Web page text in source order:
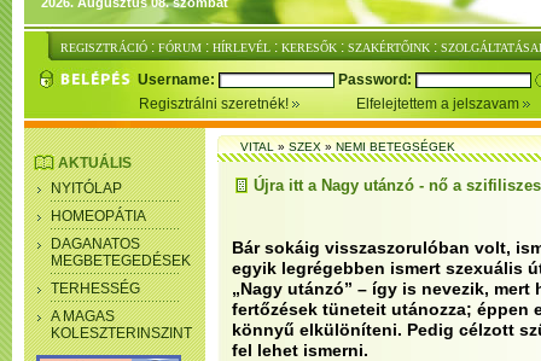
REGISZTRÁCIÓ : FÓRUM : HÍRLEVÉL : KERESŐK : SZAKÉRTŐINK :
Username:
Password:
Regisztrálni szeretnék!
Elfelejtettem a jelszavam
AKTUÁLIS
NYITÓLAP
HOMEOPÁTIA
DAGANATOS
MEGBETEGEDÉSEK
TERHESSÉG
A MAGAS
KOLESZTERINSZINT
VITAL»SZEX»NEMI BETEGSÉGEK
Újra itt a Nagy utánzó - nő a
Bár sokáig visszaszorulóban volt,
egyik legrégebben ismert szexuális
„Nagy utánzó” – így is nevezik, mert
fertőzések tüneteit utánozza; éppen
könnyű elkülöníteni. Pedig célzott
fel lehet ismerni.